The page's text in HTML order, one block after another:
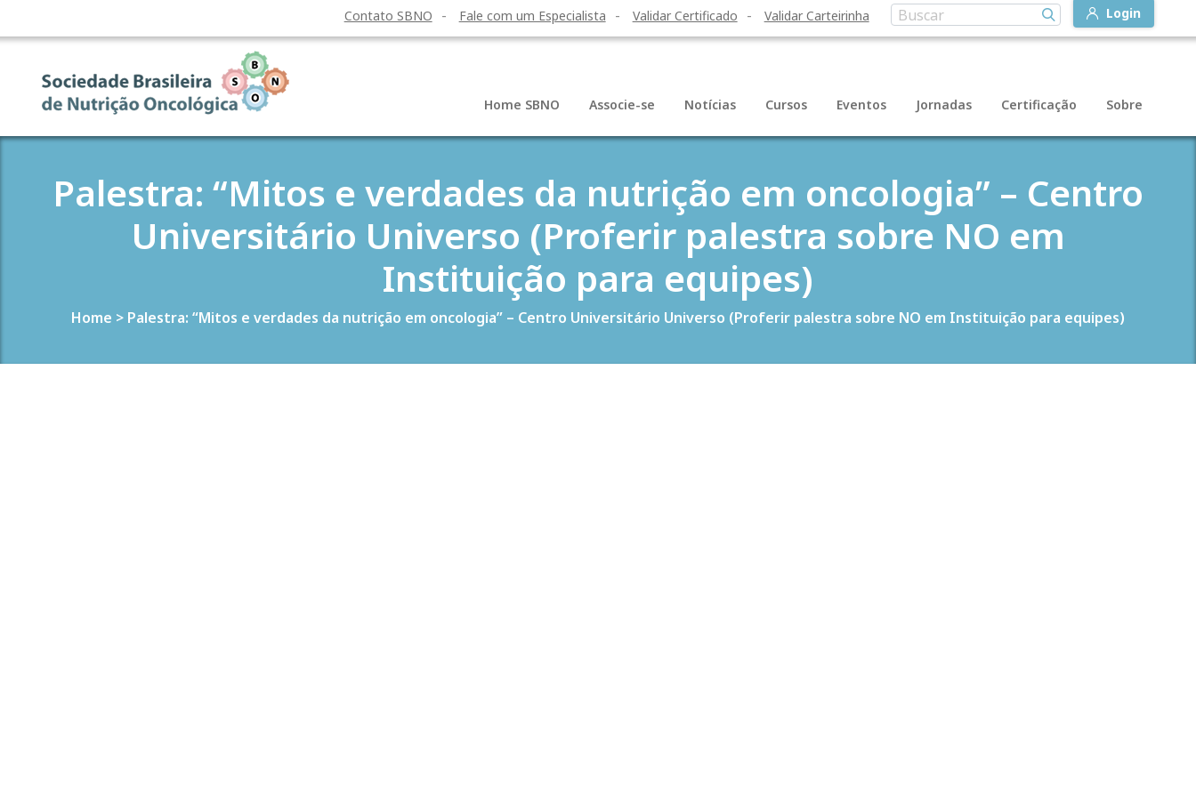
Contato SBNO Fale com um Especialista Validar Certificado Validar Carteirinha Login
Home SBNO Associe-se Notícias Cursos Eventos Jornadas Certificação Sobre
Palestra: “Mitos e verdades da nutrição em oncologia” – Centro
Universitário Universo (Proferir palestra sobre NO em
Instituição para equipes)
Home > Palestra: “Mitos e verdades da nutrição em oncologia” – Centro Universitário Universo (Proferir palestra sobre NO em Instituição para equipes)